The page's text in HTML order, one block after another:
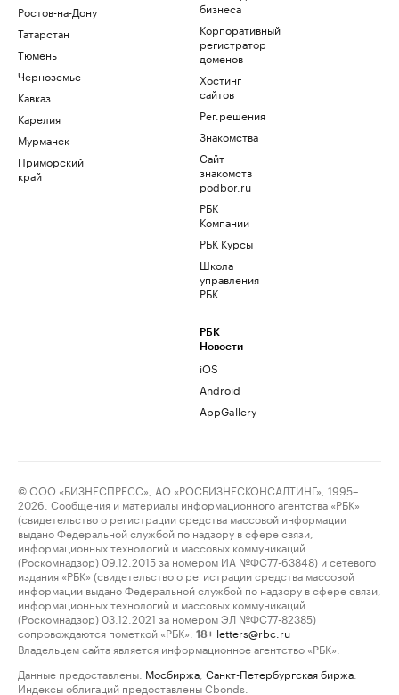
Ростов-на-Дону
Татарстан
Тюмень
Черноземье
Кавказ
Карелия
Мурманск
Приморский
край
бизнеса
Корпоративный
регистратор
доменов
Хостинг
сайтов
Рег.решения
Знакомства
Сайт
знакомств
podbor.ru
РБК
Компании
РБК Курсы
Школа
управления
РБК
РБК
Новости
iOS
Android
AppGallery
© ООО «БИЗНЕСПРЕСС», АО «РОСБИЗНЕСКОНСАЛТИНГ», 1995–
2026. Сообщения и материалы информационного агентства «РБК»
(свидетельство о регистрации средства массовой информации
выдано Федеральной службой по надзору в сфере связи,
информационных технологий и массовых коммуникаций
(Роскомнадзор) 09.12.2015 за номером ИА №ФС77-63848) и сетевого
издания «РБК» (свидетельство о регистрации средства массовой
информации выдано Федеральной службой по надзору в сфере связи,
информационных технологий и массовых коммуникаций
(Роскомнадзор) 03.12.2021 за номером ЭЛ №ФС77-82385)
сопровождаются пометкой «РБК».
18+ letters@rbc.ru
Владельцем сайта является информационное агентство «РБК».
Данные предоставлены: Мосбиржа Санкт-Петербургская биржа
Индексы облигаций предоставлены Cbonds.